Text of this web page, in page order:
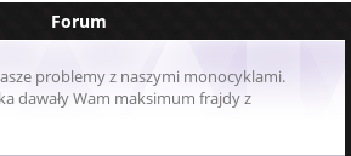
Forum
problemy z naszymi monocyklami.
dawały Wam maksimum frajdy z